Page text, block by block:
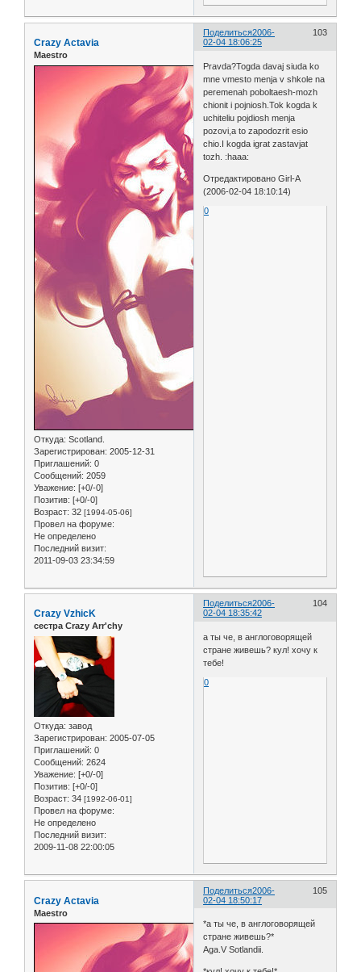
Поделиться 103
2006-
02-04 18:06:25
Crazy Actavia
Maestro
Откуда: Scotland.
Зарегистрирован: 2005-12-31
Приглашений: 0
Сообщений: 2059
Уважение: [+0/-0]
Позитив: [+0/-0]
Возраст: 32 [1994-05-06]
Провел на форуме:
Не определено
Последний визит:
2011-09-03 23:34:59
Pravda?Togda davaj siuda ko
mne vmesto menja v shkole na
peremenah poboltaesh-mozh
chionit i pojniosh.Tok kogda k
uchiteliu pojdiosh menja
pozovi,a to zapodozrit esio
chio.I kogda igrat zastavjat
tozh. :haaa:
Отредактировано Girl-A
(2006-02-04 18:10:14)
0
Поделиться 104
2006-
02-04 18:35:42
Crazy VzhicK
сестра Crazy Arr'chy
Откуда: завод
Зарегистрирован: 2005-07-05
Приглашений: 0
Сообщений: 2624
Уважение: [+0/-0]
Позитив: [+0/-0]
Возраст: 34 [1992-06-01]
Провел на форуме:
Не определено
Последний визит:
2009-11-08 22:00:05
а ты че, в англоговорящей
стране живешь? кул! хочу к
тебе!
0
Поделиться 105
2006-
02-04 18:50:17
Crazy Actavia
Maestro
*а ты че, в англоговорящей
стране живешь?*
Aga.V Sotlandii.